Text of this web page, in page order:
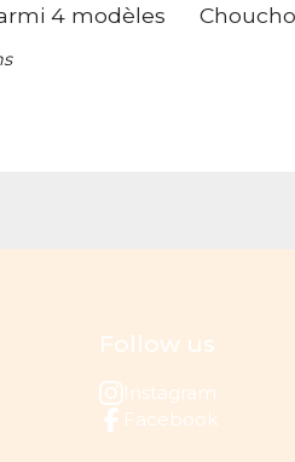
4 modèles
Follow us
Instagram
Facebook